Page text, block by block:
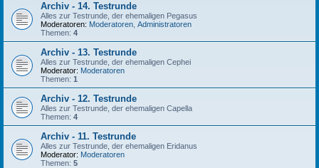
Archiv - 14. Testrunde
Alles zur Testrunde, der ehemaligen Pegasus
Moderatoren: Moderatoren Administratoren
Themen: 4
Archiv - 13. Testrunde
Alles zur Testrunde, der ehemaligen Cephei
Moderator: Moderatoren
Themen: 1
Archiv - 12. Testrunde
Alles zur Testrunde, der ehemaligen Capella
Themen: 4
Archiv - 11. Testrunde
Alles zur Testrunde, der ehemaligen Eridanus
Moderator: Moderatoren
Themen: 5